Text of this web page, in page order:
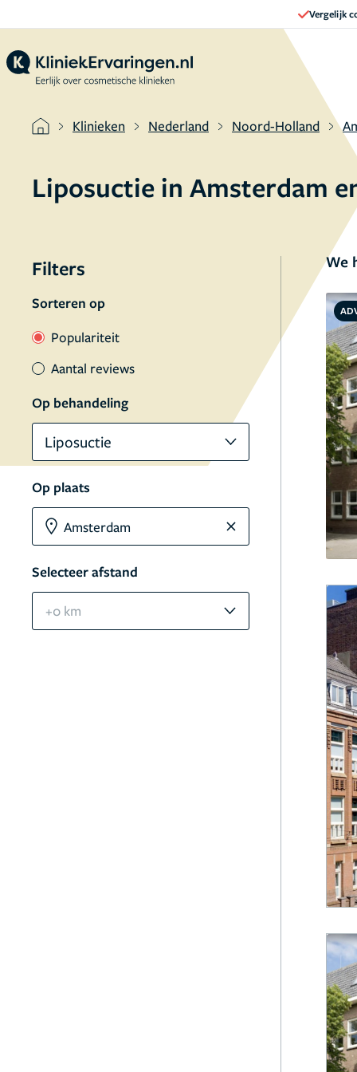
Vergelijk
Klinieken Nederland Noord-Holland
Liposuctie in Amsterdam
Filters
Sorteren op
Populariteit
Aantal reviews
Op behandeling
Liposuctie
Op plaats
Selecteer afstand
+0 km
We